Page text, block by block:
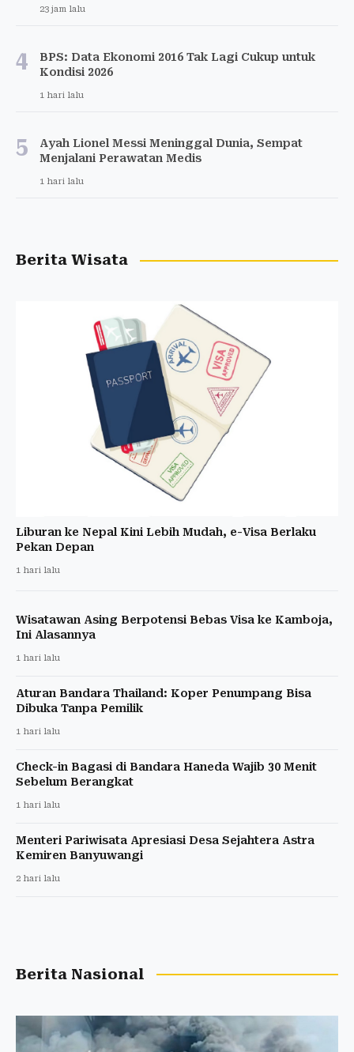
23 jam lalu
4
BPS: Data Ekonomi 2016 Tak Lagi Cukup untuk
Kondisi 2026
1 hari lalu
5
Ayah Lionel Messi Meninggal Dunia, Sempat
Menjalani Perawatan Medis
1 hari lalu
Berita Wisata
Liburan ke Nepal Kini Lebih Mudah, e-Visa Berlaku
Pekan Depan
1 hari lalu
Wisatawan Asing Berpotensi Bebas Visa ke Kamboja,
Ini Alasannya
1 hari lalu
Aturan Bandara Thailand: Koper Penumpang Bisa
Dibuka Tanpa Pemilik
1 hari lalu
Check-in Bagasi di Bandara Haneda Wajib 30 Menit
Sebelum Berangkat
1 hari lalu
Menteri Pariwisata Apresiasi Desa Sejahtera Astra
Kemiren Banyuwangi
2 hari lalu
Berita Nasional